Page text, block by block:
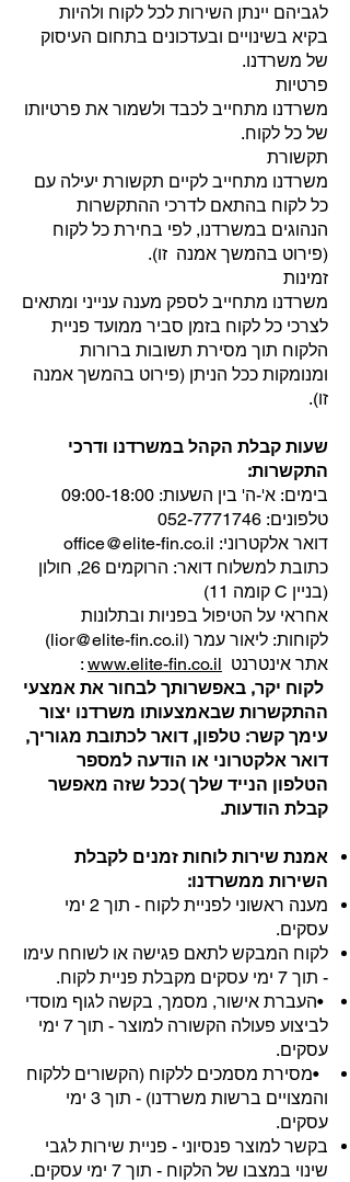
לגביהם יינתן השירות לכל לקוח ולהיות
בקיא בשינויים ובעדכונים בתחום העיסוק
של משרדנו.
פרטיות
משרדנו מתחייב לכבד ולשמור את פרטיותו
של כל לקוח.
תקשורת
משרדנו מתחייב לקיים תקשורת יעילה עם
כל לקוח בהתאם לדרכי ההתקשרות
הנהוגים במשרדנו, לפי בחירת כל לקוח
(פירוט בהמשך אמנה זו).
זמינות
משרדנו מתחייב לספק מענה ענייני ומתאים
לצרכי כל לקוח בזמן סביר ממועד פניית
הלקוח תוך מסירת תשובות ברורות
ומנומקות ככל הניתן (פירוט בהמשך אמנה
זו).
שעות קבלת הקהל במשרדנו ודרכי
התקשרות:
בימים: א'-ה' בין השעות: 09:00-18:00
טלפונים: 052-7771746
דואר אלקטרוני: office@elite-fin.co.il
כתובת למשלוח דואר: הרוקמים 26, חולון
(בניין C קומה 11)
אחראי על הטיפול בפניות ובתלונות
לקוחות: ליאור עמר (lior@elite-fin.co.il)
אתר אינטרנט www.elite-fin.co.il
:
לקוח יקר, באפשרותך לבחור את אמצעי
ההתקשרות שבאמצעותו משרדנו יצור
עימך קשר: טלפון, דואר לכתובת מגוריך,
דואר אלקטרוני או הודעה למספר
הטלפון הנייד שלך )ככל שזה מאפשר
קבלת הודעות.
אמנת שירות לוחות זמנים לקבלת
השירות ממשרדנו:
מענה ראשוני לפניית לקוח - תוך 2 ימי
עסקים.
לקוח המבקש לתאם פגישה או לשוחח עימו
- תוך 7 ימי עסקים מקבלת פניית לקוח.
•העברת אישור, מסמך, בקשה לגוף מוסדי
לביצוע פעולה הקשורה למוצר - תוך 7 ימי
עסקים.
•מסירת מסמכים ללקוח (הקשורים ללקוח
והמצויים ברשות משרדנו) - תוך 3 ימי
עסקים.
בקשר למוצר פנסיוני - פניית שירות לגבי
שינוי במצבו של הלקוח - תוך 7 ימי עסקים.